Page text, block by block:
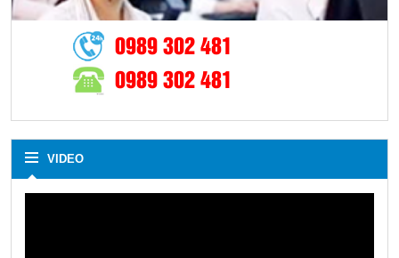
0989 302 481
0989 302 481
VIDEO